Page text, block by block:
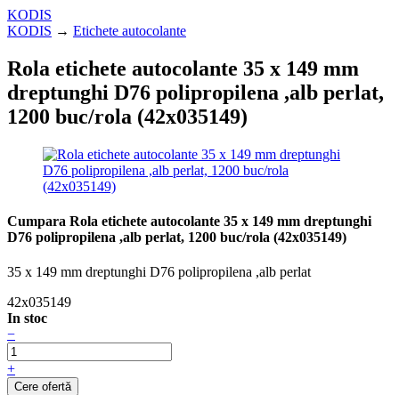
KODIS
KODIS → Etichete autocolante
Rola etichete autocolante 35 x 149 mm
dreptunghi D76 polipropilena ,alb perlat,
1200 buc/rola (42x035149)
Cumpara Rola etichete autocolante 35 x 149 mm dreptunghi
D76 polipropilena ,alb perlat, 1200 buc/rola (42x035149)
35 x 149 mm dreptunghi D76 polipropilena ,alb perlat
42x035149
In stoc
−
+